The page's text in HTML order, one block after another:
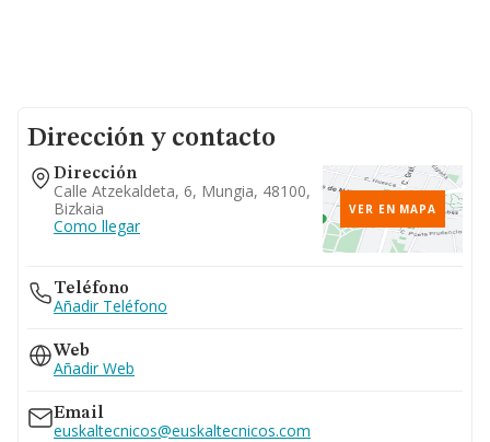
Dirección y contacto
Dirección
Calle Atzekaldeta, 6, Mungia, 48100,
Bizkaia
Como llegar
VER EN MAPA
Teléfono
Añadir Teléfono
Web
Añadir Web
Email
euskaltecnicos@euskaltecnicos.com